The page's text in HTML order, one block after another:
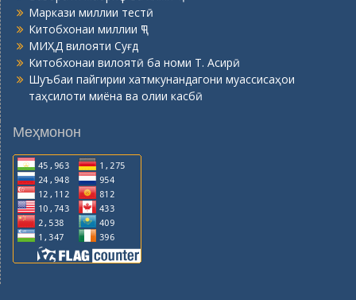
Маркази миллии тестӣ
Китобхонаи миллии ҶТ
МИҲД вилояти Суғд
Китобхонаи вилоятӣ ба номи Т. Асирӣ
Шуъбаи пайгирии хатмкунандагони муассисаҳои
таҳсилоти миёна ва олии касбӣ
Меҳмонон